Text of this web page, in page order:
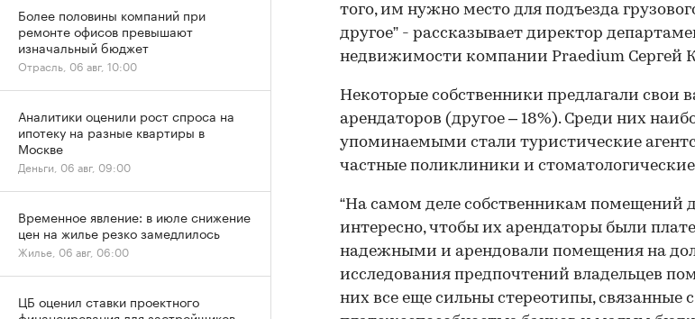
того, им нужно место для подъезда
другое” - рассказывает директор
недвижимости компании Praedium Сергей
Некоторые собственники предлагали
арендаторов (другое – 18%). Среди них
упоминаемыми стали туристические
частные поликлиники и
“На самом деле собственникам помещений
интересно, чтобы их арендаторы были
надежными и арендовали помещения на
исследования предпочтений владельцев
них все еще сильны стереотипы, связанные
Более половины компаний при
ремонте офисов превышают
изначальный бюджет
Отрасль, 06 авг, 10:00
Аналитики оценили рост спроса на
ипотеку на разные квартиры в
Москве
Деньги, 06 авг, 09:00
Временное явление: в июле снижение
цен на жилье резко замедлилось
Жилье, 06 авг, 06:00
ЦБ оценил ставки проектного